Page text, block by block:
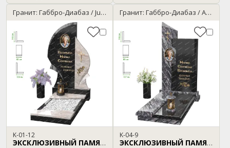
Гранит: Габбро-Диабаз / Juparana
K-01-12
ЭКСКЛЮЗИВНЫЙ ПАМЯТНИК
Гранит: Габбро-Диабаз / Amadeus
K-04-9
ЭКСКЛЮЗИВНЫЙ ПАМЯТНИК